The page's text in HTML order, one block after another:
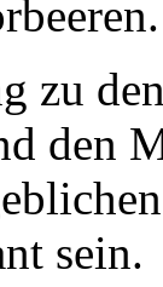
zu
den
sein.